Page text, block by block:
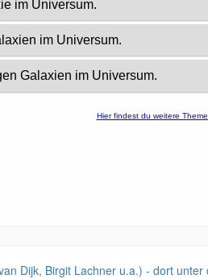
Dijk, Birgit Lachner u.a.) - dort unter